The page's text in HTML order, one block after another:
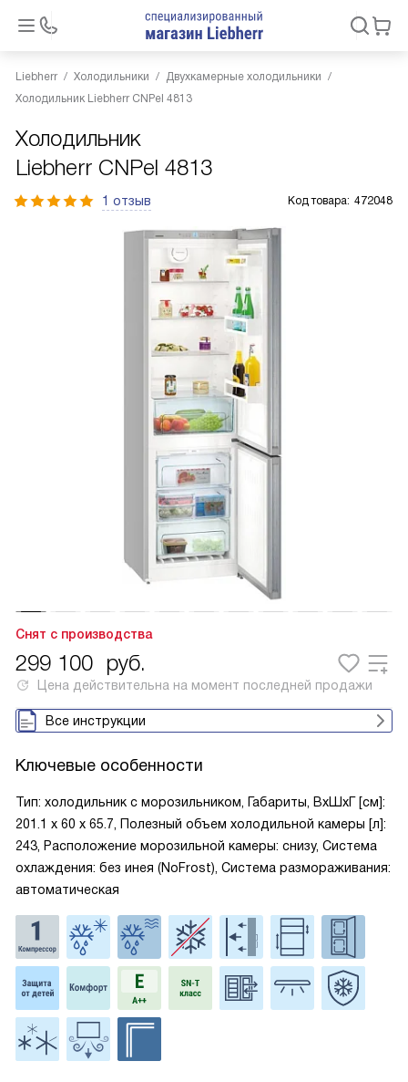
Liebherr Холодильники
Двухкамерные холодильники
Холодильник Liebherr CNPel 4813
Холодильник
Liebherr CNPel 4813
1 отзыв Код товара: 472048
Снят с производства
299 100 руб.
Цена действительна на момент последней продажи
Все инструкции
Ключевые особенности
Тип: холодильник с морозильником, Габариты, ВxШxГ [см]:
201.1 х 60 х 65.7, Полезный объем холодильной камеры [л]:
243, Расположение морозильной камеры: снизу, Система
охлаждения: без инея (NoFrost), Система размораживания:
автоматическая